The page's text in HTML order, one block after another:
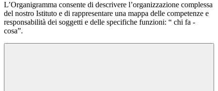
L’Organigramma consente di descrivere l’organizzazione complessa
del nostro Istituto e di rappresentare una mappa delle competenze e
responsabilità dei soggetti e delle specifiche funzioni: “ chi fa -
cosa”.